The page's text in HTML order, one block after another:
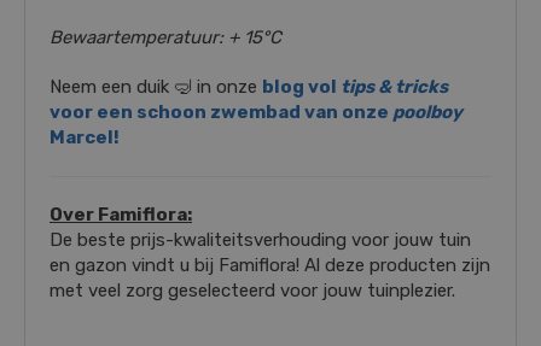
Bewaartemperatuur: + 15°C
Neem een duik 🤿 in onze blog vol tips & tricks
voor een schoon zwembad van onze poolboy
Marcel!
Over Famiflora:
De beste prijs-kwaliteitsverhouding voor jouw tuin
en gazon vindt u bij Famiflora! Al deze producten zijn
met veel zorg geselecteerd voor jouw tuinplezier.